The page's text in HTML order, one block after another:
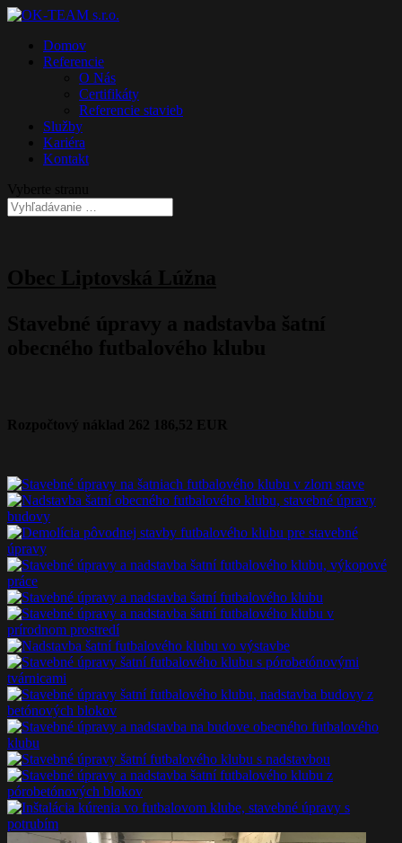
Domov
Referencie
O Nás
Certifikáty
Referencie stavieb
Služby
Kariéra
Kontakt
Nevyhnutné
Tieto súbory
cookie nie sú
voliteľné. Sú
potrebné pre
fungovanie
webovej
stránky.